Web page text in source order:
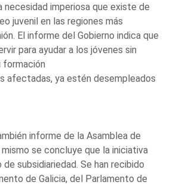
necesidad imperiosa que existe de
juvenil en las regiones más
El informe del Gobierno indica que
para ayudar a los jóvenes sin
formación
afectadas, ya estén desempleados
informe de la Asamblea de
mismo se concluye que la iniciativa
subsidiariedad. Se han recibido
de Galicia, del Parlamento de